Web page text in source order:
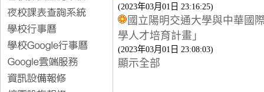
(2023年03月01日 23:16:25)
國立陽明交通大學與中華國
學人才培育計畫」
(2023年03月01日 23:08:03)
顯示全部